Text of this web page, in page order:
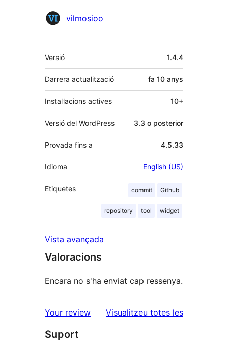
Col·laboradors
vilmosioo
Meta
Versió 1.4.4
Darrera actualització fa 10 anys
Instal·lacions actives 10+
Versió del WordPress 3.3 o posterior
Provada fins a 4.5.33
Idioma English (US)
Etiquetes commit Github
repository tool widget
Vista avançada
Valoracions
Encara no s'ha enviat cap ressenya.
Your review Visualitzeu totes lesressenyes
Suport